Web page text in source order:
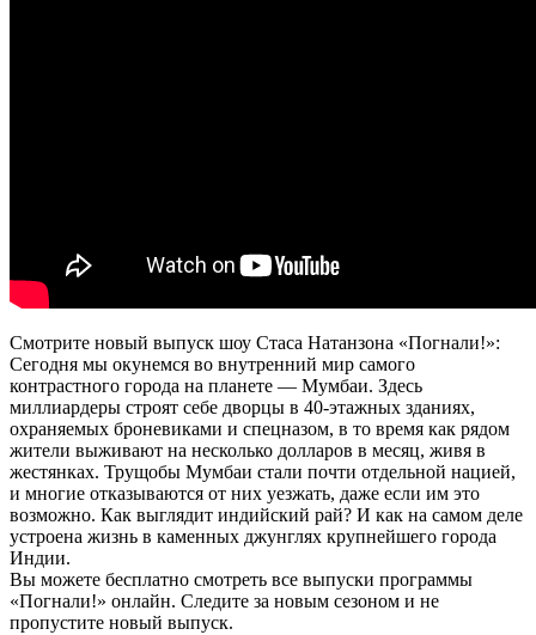
Смотрите новый выпуск шоу Стаса Натанзона «Погнали!»:
Сегодня мы окунемся во внутренний мир самого
контрастного города на планете — Мумбаи. Здесь
миллиардеры строят себе дворцы в 40-этажных зданиях,
охраняемых броневиками и спецназом, в то время как рядом
жители выживают на несколько долларов в месяц, живя в
жестянках. Трущобы Мумбаи стали почти отдельной нацией,
и многие отказываются от них уезжать, даже если им это
возможно. Как выглядит индийский рай? И как на самом деле
устроена жизнь в каменных джунглях крупнейшего города
Индии.
Вы можете бесплатно смотреть все выпуски программы
«Погнали!» онлайн. Следите за новым сезоном и не
пропустите новый выпуск.